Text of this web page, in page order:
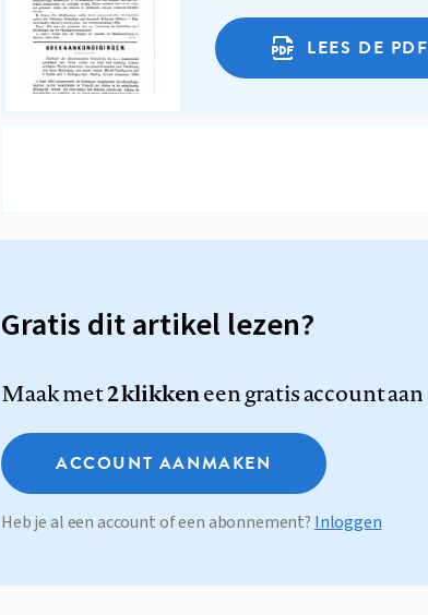
LEES DE PDF
Gratis dit artikel lezen?
Maak met2 klikkeneen gratis account aan
ACCOUNT AANMAKEN
Heb je al een account of een abonnement? Inloggen